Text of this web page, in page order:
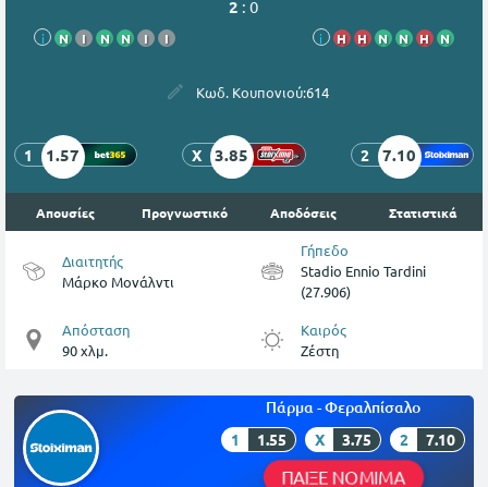
i Ν Ι Ν Ν Ι Ι
2 :0
i Η Η Ν Ν Η Ν
Κωδ. Κουπονιού:614
1 1.57 X 3.85 2 7.10
Απουσίες Προγνωστικό Αποδόσεις Στατιστικά
Διαιτητής
Μάρκο Μονάλντι
Γήπεδο
Stadio Ennio Tardini
(27.906)
Απόσταση
90 χλμ.
Καιρός
Ζέστη
Πάρμα - Φεραλπίσαλο
1 1.55 X 3.75 2 7.10
ΠΑΙΞΕ ΝΟΜΙΜΑ